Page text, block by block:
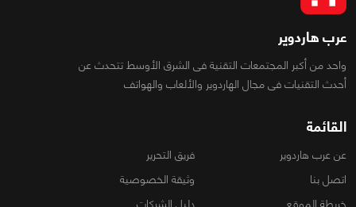
عرب هاردوير
واحد من أكبر المجتمعات التقنية فى الشرق الأوسط تتحدث عن
أحدث التقنيات فى مجال الهاردوير والألعاب والهواتف
القائمة
عن عرب هاردوير
فريق التحرير
اتصل بنا
وثيقة الخصوصية